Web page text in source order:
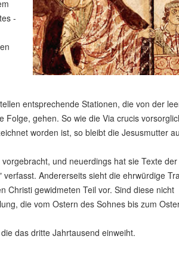
-
entsprechende Stationen, die von der
gehen. So wie die Via crucis
worden ist, so bleibt die Jesusmutter
und neuerdings hat sie Texte der
Andererseits sieht die ehrwürdige
Christi gewidmeten Teil vor. Sind diese nicht
die vom Ostern des Sohnes bis zum
das dritte Jahrtausend einweiht.